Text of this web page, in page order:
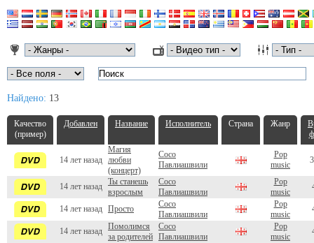
Найдено: 13
Качество
(пример)
Добавлен Название Исполнитель Страна Жанр
14 лет назад
Магия
любви
(концерт)
Сосо
Павлиашвили
Pop
music
14 лет назад
Ты станешь
взрослым
Сосо
Павлиашвили
Pop
music
14 лет назад Просто
Сосо
Павлиашвили
Pop
music
14 лет назад
Помолимся
за родителей
Сосо
Павлиашвили
Pop
music